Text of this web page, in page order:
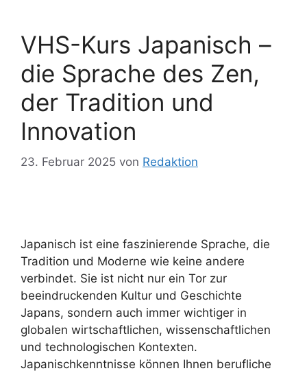
VHS-Kurs Japanisch –
die Sprache des Zen,
der Tradition und
Innovation
23. Februar 2025 von Redaktion
Japanisch ist eine faszinierende Sprache, die
Tradition und Moderne wie keine andere
verbindet. Sie ist nicht nur ein Tor zur
beeindruckenden Kultur und Geschichte
Japans, sondern auch immer wichtiger in
globalen wirtschaftlichen, wissenschaftlichen
und technologischen Kontexten.
Japanischkenntnisse können Ihnen berufliche